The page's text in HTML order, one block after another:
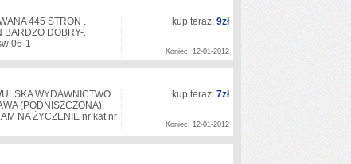
445 STRON .
BARDZO DOBRY-.
06-1
kup teraz: 9zł
Koniec: 12-01-2012
WYDAWNICTWO
(PODNISZCZONA).
NA ŻYCZENIE nr kat nr
kup teraz: 7zł
Koniec: 12-01-2012